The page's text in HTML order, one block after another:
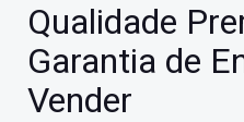
Qualidade
Garantia de
Vender